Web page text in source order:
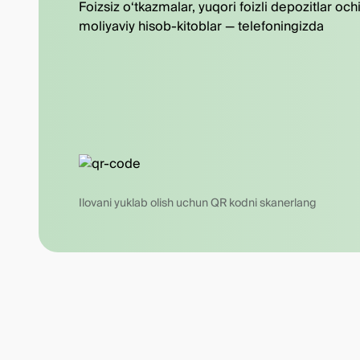
Foizsiz o‘tkazmalar, yuqori foizli depozitlar
moliyaviy hisob-kitoblar — telefoningizda
Ilovani yuklab olish uchun QR kodni skanerlang